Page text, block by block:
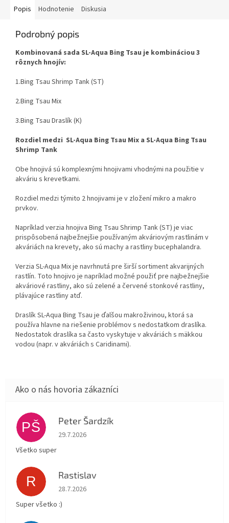
hviezdičiek.
Popis Hodnotenie Diskusia
Podrobný popis
Kombinovaná sada SL-Aqua Bing Tsau je kombináciou 3
rôznych hnojív:
1.Bing Tsau Shrimp Tank (ST)
2.Bing Tsau Mix
3.Bing Tsau Draslík (K)
Rozdiel medzi SL-Aqua Bing Tsau Mix a SL-Aqua Bing Tsau
Shrimp Tank
Obe hnojivá sú komplexnými hnojivami vhodnými na použitie v
akváriu s krevetkami.
Rozdiel medzi týmito 2 hnojivami je v zložení mikro a makro
prvkov.
Napríklad verzia hnojiva Bing Tsau Shrimp Tank (ST) je viac
prispôsobená najbežnejšie používaným akváriovým rastlinám v
akváriách na krevety, ako sú machy a rastliny bucephalandra.
Verzia SL-Aqua Mix je navrhnutá pre širší sortiment akvarijných
rastlín. Toto hnojivo je napríklad možné použiť pre najbežnejšie
akváriové rastliny, ako sú zelené a červené stonkové rastliny,
plávajúce rastliny atď.
Draslík SL-Aqua Bing Tsau je ďalšou makroživinou, ktorá sa
používa hlavne na riešenie problémov s nedostatkom draslíka.
Nedostatok draslíka sa často vyskytuje v akváriách s mäkkou
vodou (napr. v akváriách s Caridinami).
PŠ Peter Šardzík
Hodnotenie obchodu je 5 z 5 hviezdičiek.
29.7.2026
Všetko super
R Rastislav
Hodnotenie obchodu je 5 z 5 hviezdičiek.
28.7.2026
Super všetko :)